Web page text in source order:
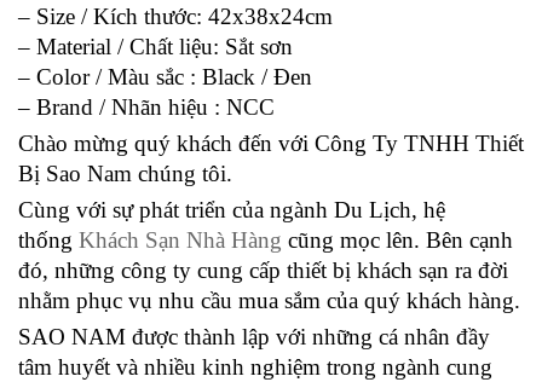
– Size / Kích thước: 42x38x24cm
– Material / Chất liệu: Sắt sơn
– Color / Màu sắc : Black / Đen
– Brand / Nhãn hiệu : NCC
Chào mừng quý khách đến với Công Ty TNHH Thiết
Bị Sao Nam chúng tôi.
Cùng với sự phát triển của ngành Du Lịch, hệ
thống Khách Sạn Nhà Hàng cũng mọc lên. Bên cạnh
đó, những công ty cung cấp thiết bị khách sạn ra đời
nhằm phục vụ nhu cầu mua sắm của quý khách hàng.
SAO NAM được thành lập với những cá nhân đầy
tâm huyết và nhiều kinh nghiệm trong ngành cung